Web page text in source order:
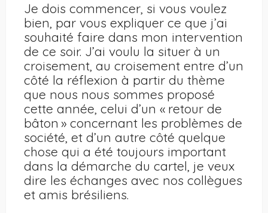
Je dois commencer, si vous voulez
bien, par vous expliquer ce que j’ai
souhaité faire dans mon intervention
de ce soir. J’ai voulu la situer à un
croisement, au croisement entre d’un
côté la réflexion à partir du thème
que nous nous sommes proposé
cette année, celui d’un « retour de
bâton » concernant les problèmes de
société, et d’un autre côté quelque
chose qui a été toujours important
dans la démarche du cartel, je veux
dire les échanges avec nos collègues
et amis brésiliens.